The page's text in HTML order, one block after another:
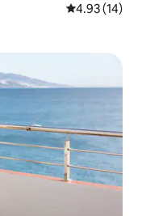
5 ರಲ್ಲಿ 4.93
4.93 (14)